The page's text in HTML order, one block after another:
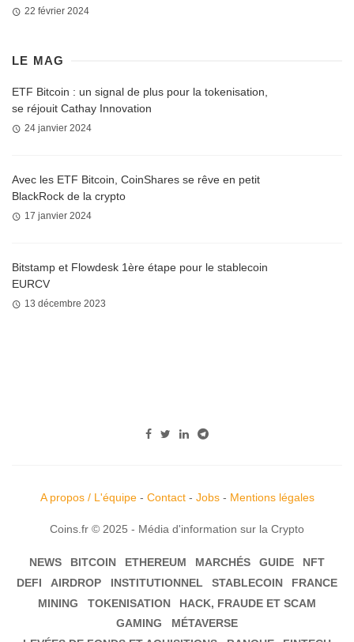
22 février 2024
LE MAG
ETF Bitcoin : un signal de plus pour la tokenisation,
se réjouit Cathay Innovation
24 janvier 2024
Avec les ETF Bitcoin, CoinShares se rêve en petit
BlackRock de la crypto
17 janvier 2024
Bitstamp et Flowdesk 1ère étape pour le stablecoin
EURCV
13 décembre 2023
A propos / L'équipe- Contact- Jobs- Mentions légales
Coins.fr © 2025 - Média d'information sur la Crypto
NEWS BITCOIN ETHEREUM MARCHÉS GUIDE
NFT
DEFI
AIRDROP INSTITUTIONNEL STABLECOIN
FRANCE
MINING
TOKENISATION
HACK, FRAUDE ET SCAM
GAMING
MÉTAVERSE